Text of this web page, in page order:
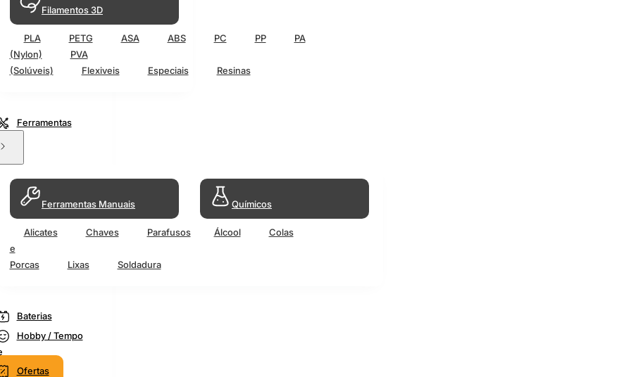
Filamentos 3D
PLA PETG ASA ABS PC PP
PA
(Nylon)
PVA
(Solúveis)
Flexiveis Especiais Resinas
Ferramentas
Ferramentas Manuais
Alicates Chaves
Parafusos
e
Porcas
Lixas Soldadura
Químicos
Álcool Colas
Baterias
Hobby / Tempo
Ofertas